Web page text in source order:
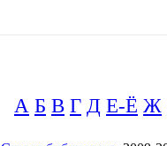
А Б В Г Д Е-Ё Ж